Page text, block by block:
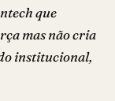
que
mas não cria
institucional,